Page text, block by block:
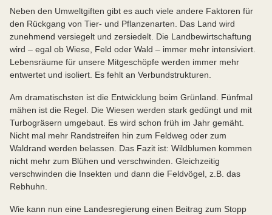
Neben den Umweltgiften gibt es auch viele andere Faktoren für
den Rückgang von Tier- und Pflanzenarten. Das Land wird
zunehmend versiegelt und zersiedelt. Die Landbewirtschaftung
wird – egal ob Wiese, Feld oder Wald – immer mehr intensiviert.
Lebensräume für unsere Mitgeschöpfe werden immer mehr
entwertet und isoliert. Es fehlt an Verbundstrukturen.
Am dramatischsten ist die Entwicklung beim Grünland. Fünfmal
mähen ist die Regel. Die Wiesen werden stark gedüngt und mit
Turbogräsern umgebaut. Es wird schon früh im Jahr gemäht.
Nicht mal mehr Randstreifen hin zum Feldweg oder zum
Waldrand werden belassen. Das Fazit ist: Wildblumen kommen
nicht mehr zum Blühen und verschwinden. Gleichzeitig
verschwinden die Insekten und dann die Feldvögel, z.B. das
Rebhuhn.
Wie kann nun eine Landesregierung einen Beitrag zum Stopp